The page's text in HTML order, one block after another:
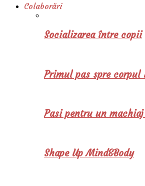
Colaborări
Socializarea între copii
Primul pas spre corpul
Pasi pentru un
Shape Up Mind&Body